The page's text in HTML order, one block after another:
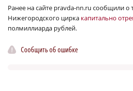
Ранее на сайте pravda-nn.ru сообщили о
Нижегородского цирка капитально
полмиллиарда рублей.
Сообщить об ошибке